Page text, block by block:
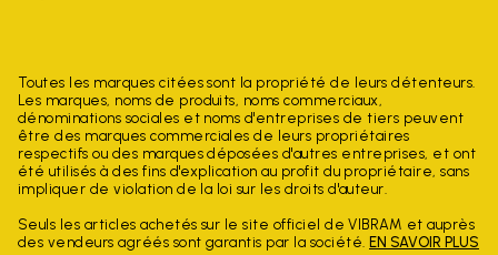
Toutes les marques citées sont la propriété de leurs détenteurs.
Les marques, noms de produits, noms commerciaux,
dénominations sociales et noms d'entreprises de tiers peuvent
être des marques commerciales de leurs propriétaires
respectifs ou des marques déposées d'autres entreprises, et ont
été utilisés à des fins d'explication au profit du propriétaire, sans
impliquer de violation de la loi sur les droits d'auteur.
Seuls les articles achetés sur le site officiel de VIBRAM et auprès
des vendeurs agréés sont garantis par la société. EN SAVOIR PLUS